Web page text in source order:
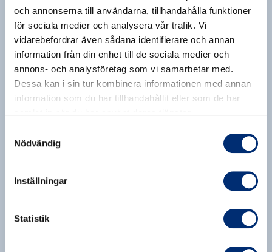
och annonserna till användarna, tillhandahålla funktioner
för sociala medier och analysera vår trafik. Vi
vidarebefordrar även sådana identifierare och annan
information från din enhet till de sociala medier och
annons- och analysföretag som vi samarbetar med.
Dessa kan i sin tur kombinera informationen med annan
information som du har tillhandahållit eller som de har
Nödvändig
Inställningar
Statistik
BOSWELLIA, 150 G
463,00 kr
Ett vetenskapsbaserat
kollagenpulver för hudhälsa och
starka leder
Träning
Vegansk
Hår/ Hud/ Naglar+ 1
Lägg till